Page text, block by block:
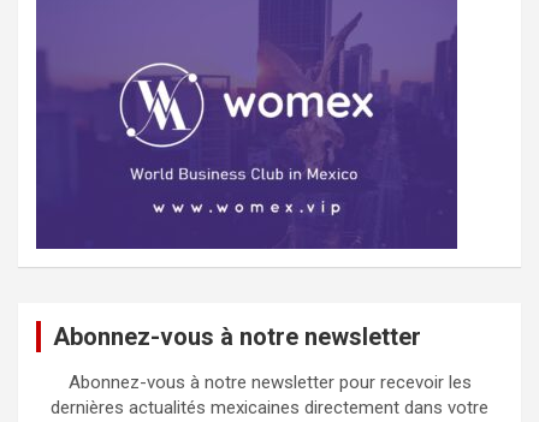
Abonnez-vous à notre newsletter
Abonnez-vous à notre newsletter pour recevoir les
dernières actualités mexicaines directement dans votre